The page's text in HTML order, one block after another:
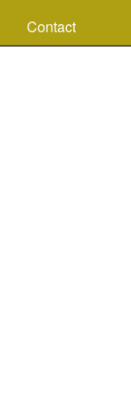
Contact